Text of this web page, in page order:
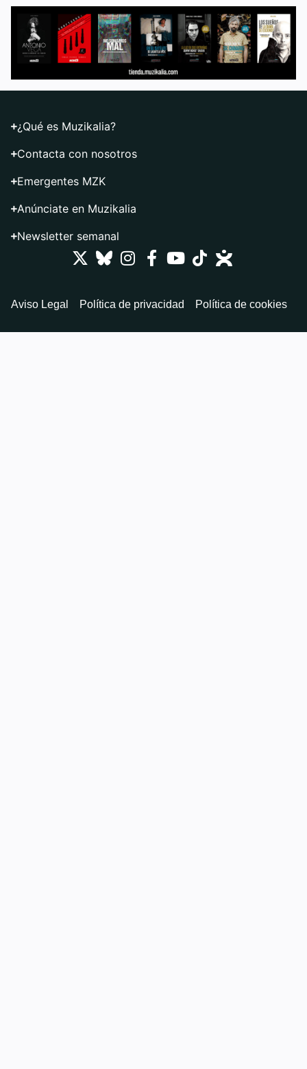
¿Qué es Muzikalia?
Contacta con nosotros
Emergentes MZK
Anúnciate en Muzikalia
Newsletter semanal
Aviso Legal Política de privacidad Política de cookies